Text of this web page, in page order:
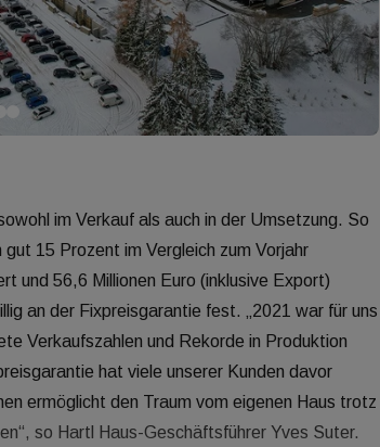
im Verkauf als auch in der Umsetzung. So
15 Prozent im Vergleich zum Vorjahr
und 56,6 Millionen Euro (inklusive Export)
an der Fixpreisgarantie fest. „2021 war für uns
Verkaufszahlen und Rekorde in Produktion
hat viele unserer Kunden davor
ermöglicht den Traum vom eigenen Haus trotz
so Hartl Haus-Geschäftsführer Yves Suter.